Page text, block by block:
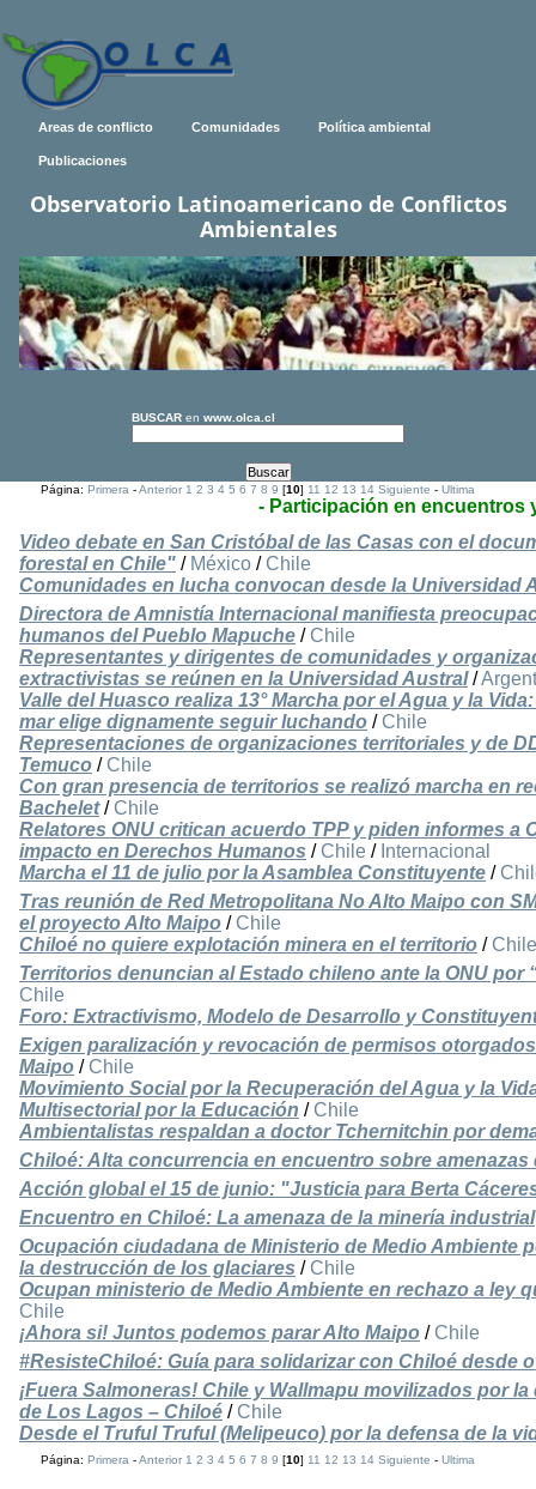
Areas de conflicto Comunidades Política ambiental
Publicaciones
Observatorio Latinoamericano de Conflictos
Ambientales
BUSCAR en www.olca.cl
Página:Primera -Anterior 1 2 3 4 5 6 7 8 9 [10]11 12 13 14 Siguiente -Ultima
- Participación en encuentros
Video debate en San Cristóbal de las Casas con el
forestal en Chile" / México / Chile
Comunidades en lucha convocan desde la Universidad
Directora de Amnistía Internacional manifiesta
humanos del Pueblo Mapuche / Chile
Representantes y dirigentes de comunidades y
extractivistas se reúnen en la Universidad Austral/
Valle del Huasco realiza 13° Marcha por el Agua y la
mar elige dignamente seguir luchando / Chile
Representaciones de organizaciones territoriales y de
Temuco / Chile
Con gran presencia de territorios se realizó marcha en
Bachelet/ Chile
Relatores ONU critican acuerdo TPP y piden informes a
impacto en Derechos Humanos / Chile / Internacional
Marcha el 11 de julio por la Asamblea Constituyente /
Tras reunión de Red Metropolitana No Alto Maipo con
el proyecto Alto Maipo / Chile
Chiloé no quiere explotación minera en el territorio / Chile
Territorios denuncian al Estado chileno ante la ONU por
Chile
Foro: Extractivismo, Modelo de Desarrollo y
Exigen paralización y revocación de permisos
Maipo / Chile
Movimiento Social por la Recuperación del Agua y la
Multisectorial por la Educación / Chile
Ambientalistas respaldan a doctor Tchernitchin por
Chiloé: Alta concurrencia en encuentro sobre
Acción global el 15 de junio: "Justicia para Berta
Encuentro en Chiloé: La amenaza de la minería industrial
Ocupación ciudadana de Ministerio de Medio Ambiente
la destrucción de los glaciares / Chile
Ocupan ministerio de Medio Ambiente en rechazo a ley
Chile
¡Ahora si! Juntos podemos parar Alto Maipo / Chile
#ResisteChiloé: Guía para solidarizar con Chiloé desde
¡Fuera Salmoneras! Chile y Wallmapu movilizados por
de Los Lagos – Chiloé / Chile
Desde el Truful Truful (Melipeuco) por la defensa de la
Página:Primera -Anterior 1 2 3 4 5 6 7 8 9 [10]11 12 13 14 Siguiente -Ultima